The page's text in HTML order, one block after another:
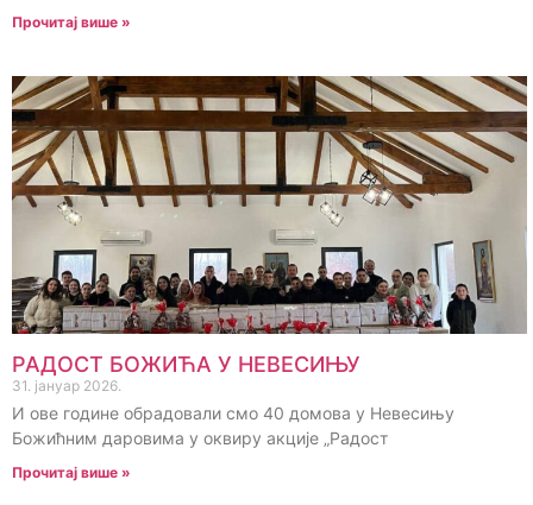
Прочитај више »
РАДОСТ БОЖИЋА У НЕВЕСИЊУ
31. јануар 2026.
И ове године обрадовали смо 40 домова у Невесињу
Божићним даровима у оквиру акције „Радост
Прочитај више »